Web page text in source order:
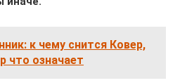
к чему снится Ковер,
что означает